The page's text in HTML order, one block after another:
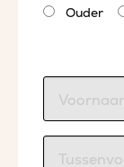
Ouder